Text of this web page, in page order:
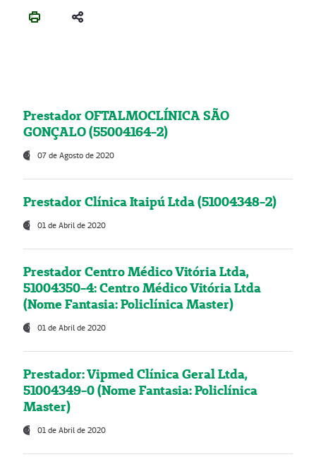
Prestador OFTALMOCLÍNICA SÃO
GONÇALO (55004164-2)
07 de Agosto de 2020
Prestador Clínica Itaipú Ltda (51004348-2)
01 de Abril de 2020
Prestador Centro Médico Vitória Ltda,
51004350-4: Centro Médico Vitória Ltda
(Nome Fantasia: Policlínica Master)
01 de Abril de 2020
Prestador: Vipmed Clínica Geral Ltda,
51004349-0 (Nome Fantasia: Policlínica
Master)
01 de Abril de 2020